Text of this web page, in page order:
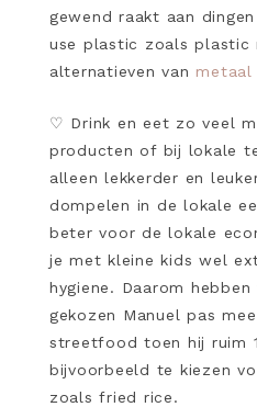
gewend raakt aan
use plastic zoals plastic
alternatieven van metaal
♡ Drink en eet zo veel
producten of bij lokale
alleen lekkerder en
dompelen in de lokale
beter voor de lokale
je met kleine kids wel
hygiene. Daarom
gekozen Manuel pas
streetfood toen hij ruim
bijvoorbeeld te kiezen
zoals fried rice.